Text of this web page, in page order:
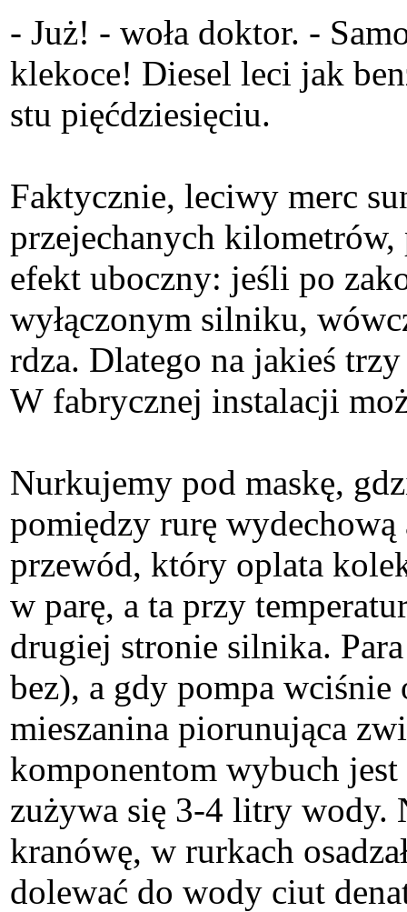
- Już! - woła doktor. -
klekoce! Diesel leci jak
stu pięćdziesięciu.
Faktycznie, leciwy merc
przejechanych
efekt uboczny: jeśli po
wyłączonym silniku,
rdza. Dlatego na jakieś
W fabrycznej instalacji
Nurkujemy pod maskę,
pomiędzy rurę
przewód, który oplata
w parę, a ta przy
drugiej stronie silnika.
bez), a gdy pompa
mieszanina piorunująca
komponentom wybuch
zużywa się 3-4 litry wody.
kranówę, w rurkach
dolewać do wody ciut